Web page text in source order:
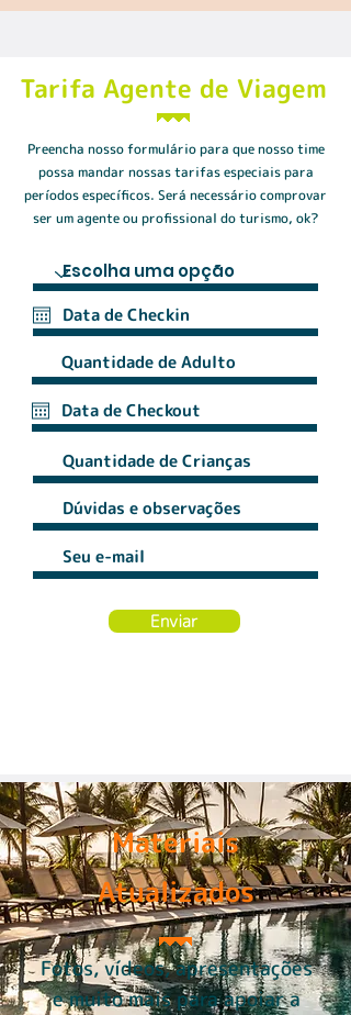
Tarifa Agente de Viagem
Preencha nosso formulário para que nosso time
possa mandar nossas tarifas especiais para
períodos específicos. Será necessário comprovar
ser um agente ou profissional do turismo, ok?
Enviar
Materiais
Atualizados
Fotos, vídeos, apresentações
e muito mais para apoiar a